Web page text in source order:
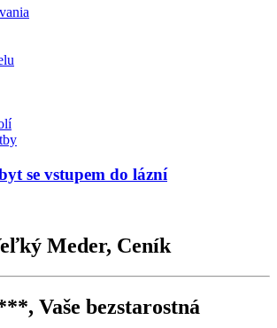
se vstupem do lázní
Meder, Ceník
Vaše bezstarostná